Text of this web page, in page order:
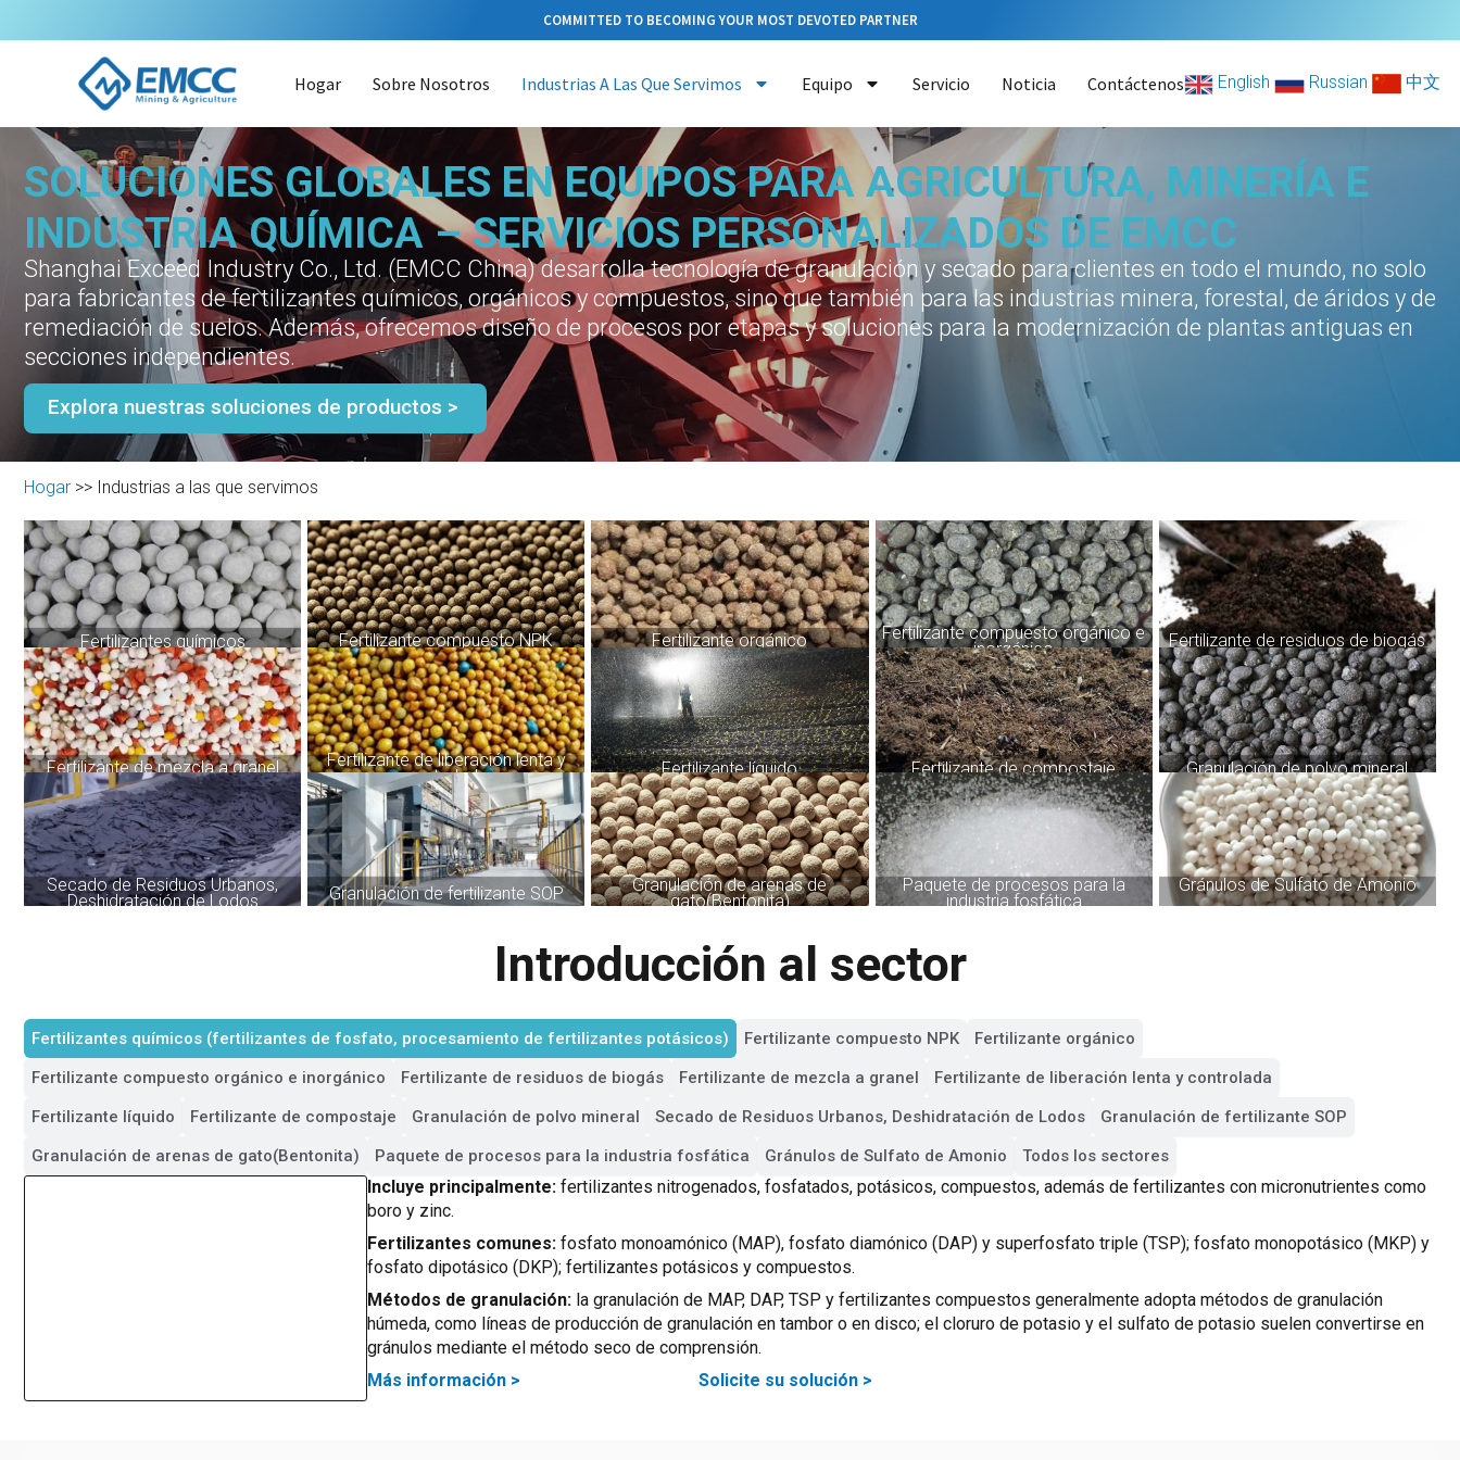
al
COMMITTED TO BECOMING YOUR MOST DEVOTED PARTNER
Hogar Sobre Nosotros Industrias A Las Que Servimos Equipo Servicio Noticia Contáctenos English Russian 中文
SOLUCIONES GLOBALES EN EQUIPOS PARA AGRICULTURA, MINERÍA E
INDUSTRIA QUÍMICA – SERVICIOS PERSONALIZADOS DE EMCC
Shanghai Exceed Industry Co., Ltd. (EMCC China) desarrolla tecnología de granulación y secado para clientes en todo el mundo, no solo
para fabricantes de fertilizantes químicos, orgánicos y compuestos, sino que también para las industrias minera, forestal, de áridos y de
remediación de suelos. Además, ofrecemos diseño de procesos por etapas y soluciones para la modernización de plantas antiguas en
secciones independientes.
Explora nuestras soluciones de productos >
Hogar >> Industrias a las que servimos
Fertilizantes químicos Fertilizante compuesto NPK Fertilizante orgánico Fertilizante compuesto orgánico e
inorgánico Fertilizante de residuos de biogás
Fertilizante de mezcla a granel Fertilizante de liberación lenta y
controlada Fertilizante líquido Fertilizante de compostaje Granulación de polvo mineral
Secado de Residuos Urbanos,
Deshidratación de Lodos Granulación de fertilizante SOP Granulación de arenas de
gato(Bentonita)
Paquete de procesos para la
industria fosfática
Gránulos de Sulfato de Amonio
Introducción al sector
Fertilizantes químicos (fertilizantes de fosfato, procesamiento de fertilizantes potásicos) Fertilizante compuesto NPK
Fertilizante orgánico
Fertilizante compuesto orgánico e inorgánico
Fertilizante de residuos de biogás Fertilizante de mezcla a granel
Fertilizante de liberación lenta y controlada
Fertilizante líquido
Fertilizante de compostaje Granulación de polvo mineral Secado de Residuos Urbanos, Deshidratación de Lodos
Granulación de fertilizante SOP
Granulación de arenas de gato(Bentonita)
Paquete de procesos para la industria fosfática Gránulos de Sulfato de Amonio Todos los sectores
Incluye principalmente:fertilizantes nitrogenados, fosfatados, potásicos, compuestos, además de fertilizantes con micronutrientes como
boro y zinc.
Fertilizantes comunes:fosfato monoamónico (MAP), fosfato diamónico (DAP) y superfosfato triple (TSP); fosfato monopotásico (MKP) y
fosfato dipotásico (DKP); fertilizantes potásicos y compuestos.
Métodos de granulación:la granulación de MAP, DAP, TSP y fertilizantes compuestos generalmente adopta métodos de granulación
húmeda, como líneas de producción de granulación en tambor o en disco; el cloruro de potasio y el sulfato de potasio suelen convertirse en
gránulos mediante el método seco de comprensión.
Más información >
Solicite su solución >